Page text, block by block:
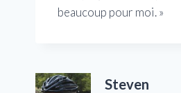
beaucoup pour moi. »
Steven